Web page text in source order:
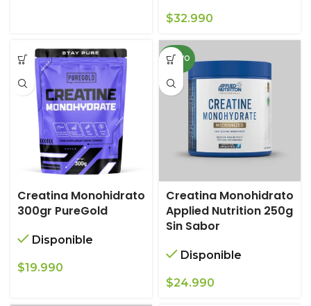
$32.990
Creatina Monohidrato
300gr PureGold
Disponible
$19.990
NUEVO
Creatina Monohidrato
Applied Nutrition 250g
Sin Sabor
Disponible
$24.990